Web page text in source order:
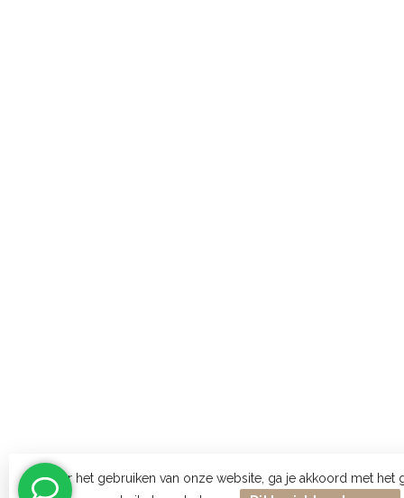
Door het gebruiken van onze website, ga je akkoord met het